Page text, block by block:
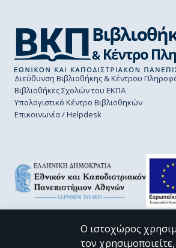
Διεύθυνση Βιβλιοθήκης & Κέντρου
Βιβλιοθήκες Σχολών του ΕΚΠΑ
Υπολογιστικό Κέντρο Βιβλιοθηκών
Επικοινωνία / Helpdesk
Ο ιστοχώρος
τον